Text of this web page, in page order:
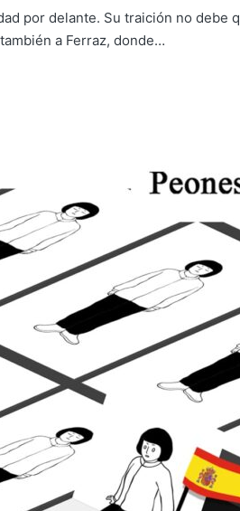
por delante. Su traición no debe
a Ferraz, donde…